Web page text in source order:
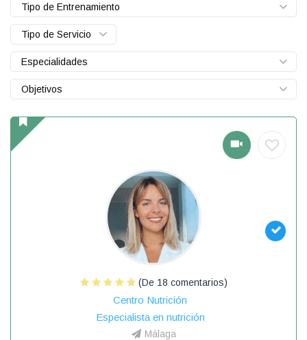
Tipo de Entrenamiento
Tipo de Servicio
Especialidades
Objetivos
(De 18 comentarios)
Centro Nutrición
Especialista en nutrición
Málaga